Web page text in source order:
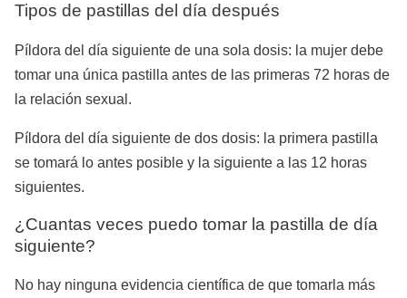
Tipos de pastillas del día después
Píldora del día siguiente de una sola dosis: la mujer debe
tomar una única pastilla antes de las primeras 72 horas de
la relación sexual.
Píldora del día siguiente de dos dosis: la primera pastilla
se tomará lo antes posible y la siguiente a las 12 horas
siguientes.
¿Cuantas veces puedo tomar la pastilla de día
siguiente?
No hay ninguna evidencia científica de que tomarla más